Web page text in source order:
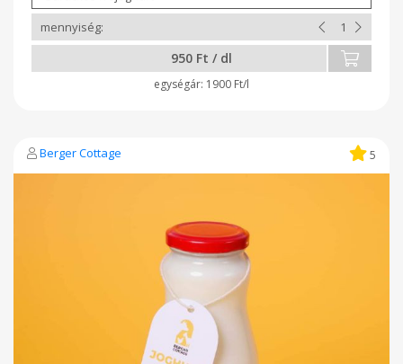
950 Ft / dl
1900 Ft/l
Berger Cottage 5